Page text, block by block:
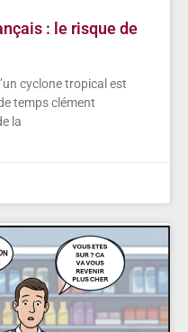
: le risque de
cyclone tropical est
temps clément
la